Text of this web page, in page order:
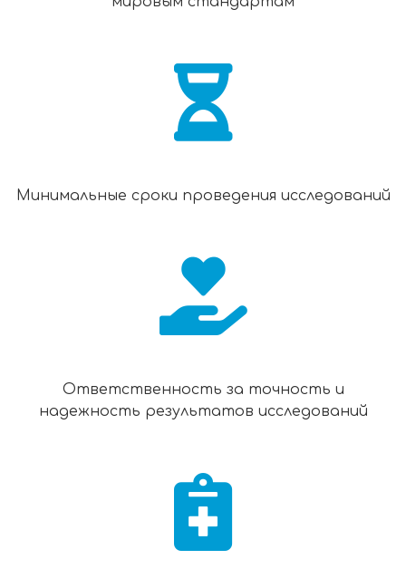
Минимальные сроки проведения исследований
Ответственность за точность и
надежность результатов исследований